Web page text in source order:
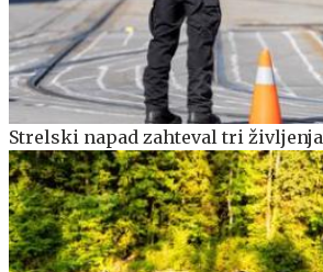
Strelski napad zahteval tri življenja